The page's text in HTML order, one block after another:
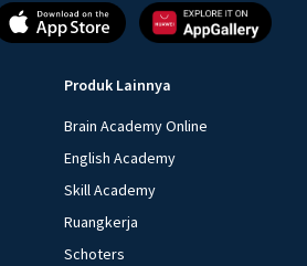
Produk Lainnya
Brain Academy Online
English Academy
Skill Academy
Ruangkerja
Schoters